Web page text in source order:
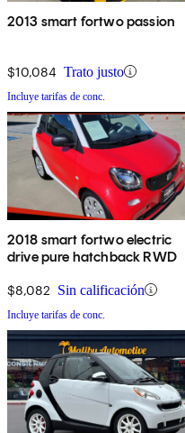
2013 smart fortwo passion
$10,084 Trato justo
Incluye tarifas de conc.
2018 smart fortwo electric
drive pure hatchback RWD
$8,082 Sin calificación
Incluye tarifas de conc.